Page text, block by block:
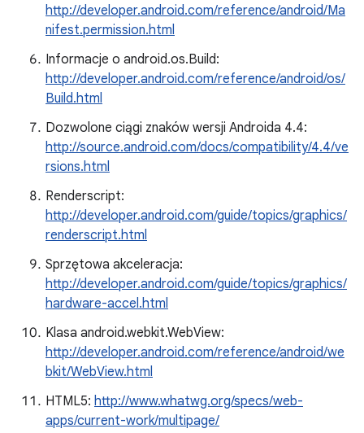
http://developer.android.com/reference/android/Ma
nifest.permission.html
Informacje o android.os.Build:
http://developer.android.com/reference/android/os/
Build.html
Dozwolone ciągi znaków wersji Androida 4.4:
http://source.android.com/docs/compatibility/4.4/ve
rsions.html
Renderscript:
http://developer.android.com/guide/topics/graphics/
renderscript.html
Sprzętowa akceleracja:
http://developer.android.com/guide/topics/graphics/
hardware-accel.html
Klasa android.webkit.WebView:
http://developer.android.com/reference/android/we
bkit/WebView.html
HTML5: http://www.whatwg.org/specs/web-
apps/current-work/multipage/